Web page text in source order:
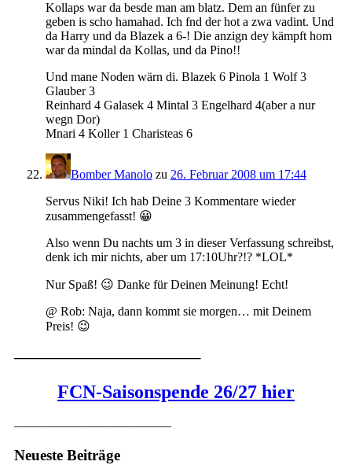
Kollaps war da besde man am blatz. Dem an fünfer zu
geben is scho hamahad. Ich fnd der hot a zwa vadint. Und
da Harry und da Blazek a 6-! Die anzign dey kämpft hom
war da mindal da Kollas, und da Pino!!
Und mane Noden wärn di. Blazek 6 Pinola 1 Wolf 3
Glauber 3
Reinhard 4 Galasek 4 Mintal 3 Engelhard 4(aber a nur
wegn Dor)
Mnari 4 Koller 1 Charisteas 6
Bomber Manolozu 26. Februar 2008 um 17:44
Servus Niki! Ich hab Deine 3 Kommentare wieder
zusammengefasst! 😀
Also wenn Du nachts um 3 in dieser Verfassung schreibst,
denk ich mir nichts, aber um 17:10Uhr?!? *LOL*
Nur Spaß! 😉 Danke für Deinen Meinung! Echt!
@ Rob: Naja, dann kommt sie morgen… mit Deinem
Preis! 😉
————————————–
FCN-Saisonspende 26/27 hier
————————————–
Neueste Beiträge